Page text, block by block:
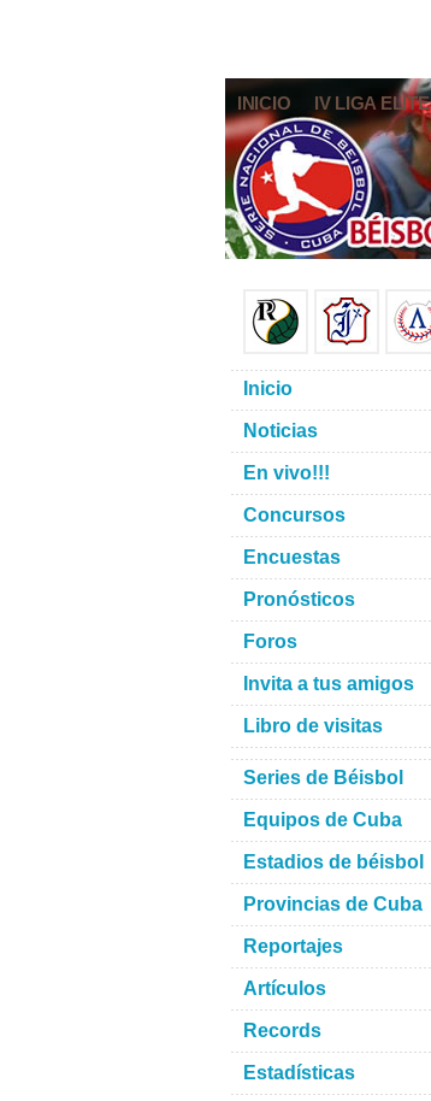
INICIO IV LIGA ELITE
Inicio
Noticias
En vivo!!!
Concursos
Encuestas
Pronósticos
Foros
Invita a tus amigos
Libro de visitas
Series de Béisbol
Equipos de Cuba
Estadios de béisbol
Provincias de Cuba
Reportajes
Artículos
Records
Estadísticas